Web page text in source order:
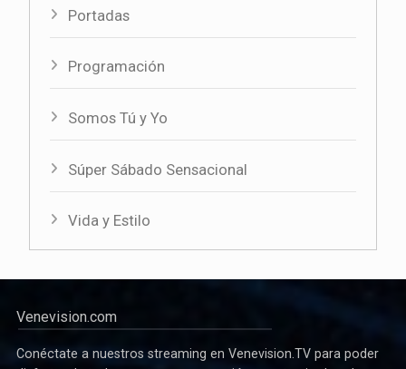
Portadas
Programación
Somos Tú y Yo
Súper Sábado Sensacional
Vida y Estilo
Venevision.com
Conéctate a nuestros streaming en Venevision.TV para poder